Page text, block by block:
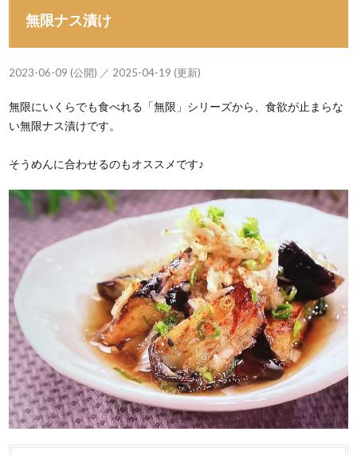
無限ナス漬け
2023-06-09 (公開) ／ 2025-04-19 (更新)
無限にいくらでも食べれる「無限」シリーズから、食欲が止まらな
い無限ナス漬けです。
そうめんに合わせるのもオススメです♪